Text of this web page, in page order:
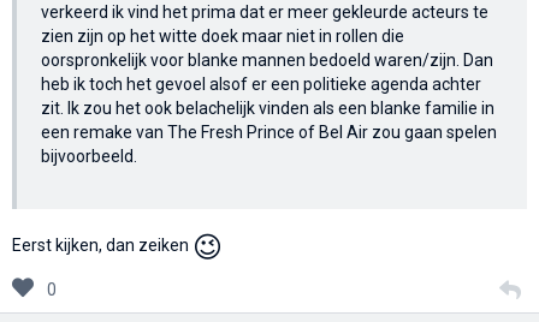
verkeerd ik vind het prima dat er meer gekleurde acteurs te
zien zijn op het witte doek maar niet in rollen die
oorspronkelijk voor blanke mannen bedoeld waren/zijn. Dan
heb ik toch het gevoel alsof er een politieke agenda achter
zit. Ik zou het ook belachelijk vinden als een blanke familie in
een remake van The Fresh Prince of Bel Air zou gaan spelen
bijvoorbeeld.
Eerst kijken, dan zeiken 😉
0